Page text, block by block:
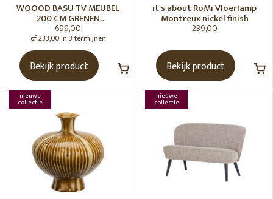
WOOOD BASU TV MEUBEL
200 CM GRENEN
BORDEAUXROOD [fsc]
699,00
of 233,00 in 3 termijnen
Bekijk product
it's about RoMi Vloerlamp
Montreux nickel finish
239,00
Bekijk product
nieuwe
collectie
nieuwe
collectie